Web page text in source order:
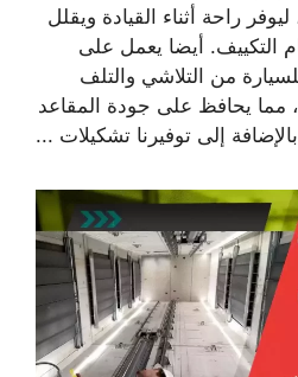
راحة أثناء القيادة ويقلل
التكييف. أيضا يعمل على
من التلاشي والتلف
مما يحافظ على جودة المقاعد
إلى توفيرنا تشكيلات ...